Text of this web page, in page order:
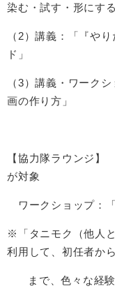
染む・試す・形にする
（2）講義：「『や
ド」
（3）講義・ワーク
画の作り方」
【協力隊ラウンジ
が対象
ワークショップ：
※「タニモク（他人
利用して、初任者か
まで、色々な経